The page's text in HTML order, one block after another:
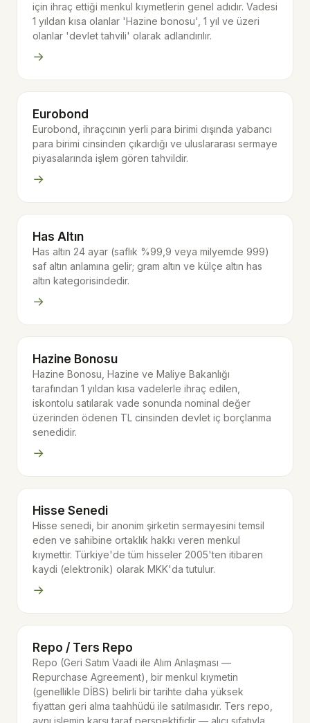
için ihraç ettiği menkul kıymetlerin genel adıdır. Vadesi
1 yıldan kısa olanlar 'Hazine bonosu', 1 yıl ve üzeri
olanlar 'devlet tahvili' olarak adlandırılır.
→
Eurobond
Eurobond, ihraçcının yerli para birimi dışında yabancı
para birimi cinsinden çıkardığı ve uluslararası sermaye
piyasalarında işlem gören tahvildir.
→
Has Altın
Has altın 24 ayar (saflık %99,9 veya milyemde 999)
saf altın anlamına gelir; gram altın ve külçe altın has
altın kategorisindedir.
→
Hazine Bonosu
Hazine Bonosu, Hazine ve Maliye Bakanlığı
tarafından 1 yıldan kısa vadelerle ihraç edilen,
iskontolu satılarak vade sonunda nominal değer
üzerinden ödenen TL cinsinden devlet iç borçlanma
senedidir.
→
Hisse Senedi
Hisse senedi, bir anonim şirketin sermayesini temsil
eden ve sahibine ortaklık hakkı veren menkul
kıymettir. Türkiye'de tüm hisseler 2005'ten itibaren
kaydi (elektronik) olarak MKK'da tutulur.
→
Repo / Ters Repo
Repo (Geri Satım Vaadi ile Alım Anlaşması —
Repurchase Agreement), bir menkul kıymetin
(genellikle DİBS) belirli bir tarihte daha yüksek
fiyattan geri alma taahhüdü ile satılmasıdır. Ters repo,
aynı işlemin karşı taraf perspektifidir — alıcı sıfatıyla.